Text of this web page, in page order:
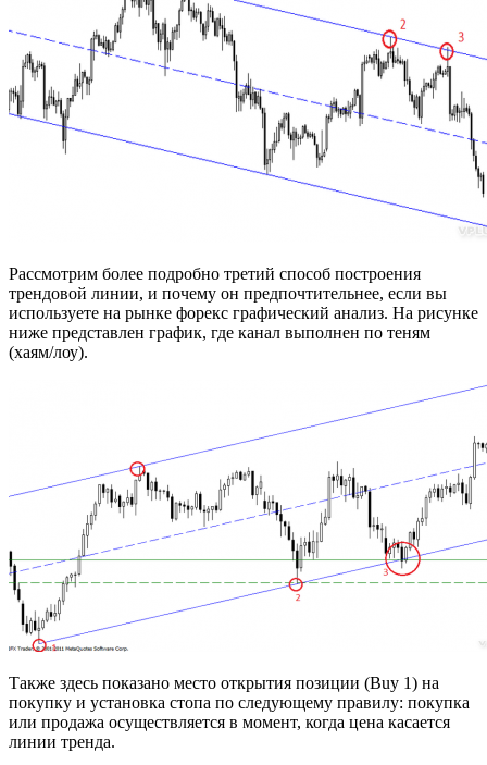
Рассмотрим более подробно третий способ построения
трендовой линии, и почему он предпочтительнее, если вы
используете на рынке форекс графический анализ. На рисунке
ниже представлен график, где канал выполнен по теням
(хаям/лоу).
Также здесь показано место открытия позиции (Buy 1) на
покупку и установка стопа по следующему правилу: покупка
или продажа осуществляется в момент, когда цена касается
линии тренда.